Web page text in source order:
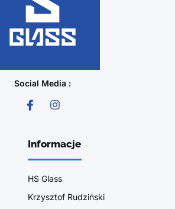
Social Media :
Informacje
HS Glass
Krzysztof Rudziński